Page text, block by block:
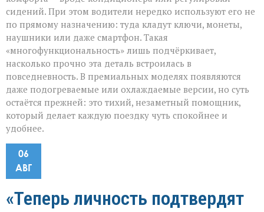
сидений. При этом водители нередко используют его не
по прямому назначению: туда кладут ключи, монеты,
наушники или даже смартфон. Такая
«многофункциональность» лишь подчёркивает,
насколько прочно эта деталь встроилась в
повседневность. В премиальных моделях появляются
даже подогреваемые или охлаждаемые версии, но суть
остаётся прежней: это тихий, незаметный помощник,
который делает каждую поездку чуть спокойнее и
удобнее.
06
АВГ
«Теперь личность подтвердят